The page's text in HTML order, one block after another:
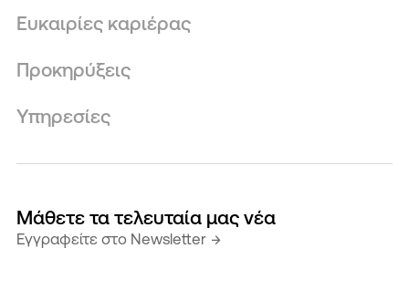
Ευκαιρίες καριέρας
Προκηρύξεις
Υπηρεσίες
Mάθετε τα τελευταία μας νέα
Εγγραφείτε στο Newsletter